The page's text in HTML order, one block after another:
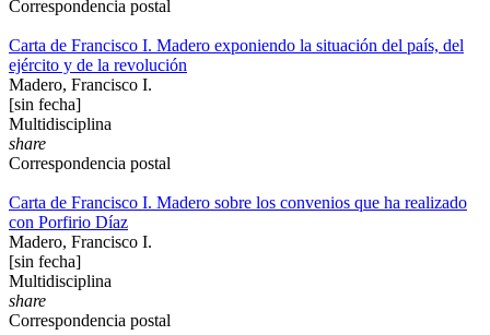
Correspondencia postal
Carta de Francisco I. Madero exponiendo la situación del país, del
ejército y de la revolución
Madero, Francisco I.
[sin fecha]
Multidisciplina
share
Correspondencia postal
Carta de Francisco I. Madero sobre los convenios que ha realizado
con Porfirio Díaz
Madero, Francisco I.
[sin fecha]
Multidisciplina
share
Correspondencia postal